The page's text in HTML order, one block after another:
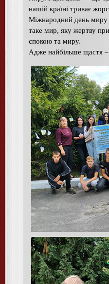
нашій країні триває
Міжнародний день
таке мир, яку жертву
спокою та миру.
Адже найбільше щастя –